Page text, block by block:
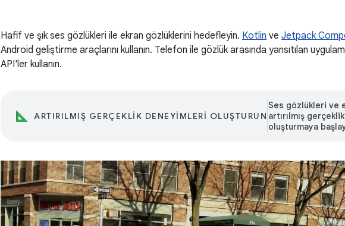
Hafif ve şık ses gözlükleri ile ekran gözlüklerini hedefleyin. Kotlin ve Jetpack
Android geliştirme araçlarını kullanın. Telefon ile gözlük arasında yansıtılan
API'ler kullanın.
ARTIRILMIŞ GERÇEKLIK DENEYIMLERI OLUŞTURUN
Ses gözlükleri ve
artırılmış
oluşturmaya